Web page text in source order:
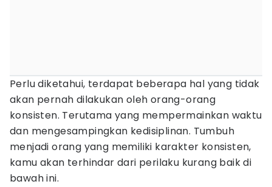
Perlu diketahui, terdapat beberapa hal yang tidak
akan pernah dilakukan oleh orang-orang
konsisten. Terutama yang mempermainkan waktu
dan mengesampingkan kedisiplinan. Tumbuh
menjadi orang yang memiliki karakter konsisten,
kamu akan terhindar dari perilaku kurang baik di
bawah ini.